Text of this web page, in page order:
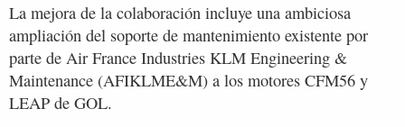
La mejora de la colaboración incluye una ambiciosa
ampliación del soporte de mantenimiento existente por
parte de Air France Industries KLM Engineering &
Maintenance (AFIKLME&M) a los motores CFM56 y
LEAP de GOL.